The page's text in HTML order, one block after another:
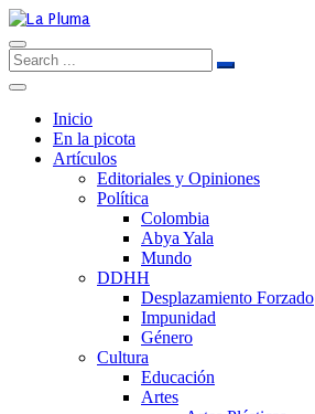
Inicio
En la picota
Artículos
Editoriales y Opiniones
Política
Colombia
Abya Yala
Mundo
DDHH
Desplazamiento Forzado
Impunidad
Género
Cultura
Educación
Artes